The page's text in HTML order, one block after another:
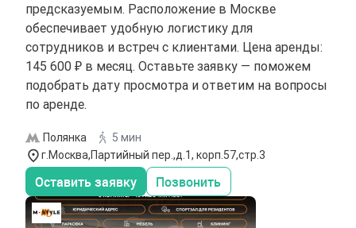
предсказуемым. Расположение в Москве
обеспечивает удобную логистику для
сотрудников и встреч с клиентами. Цена аренды:
145 600 ₽ в месяц. Оставьте заявку — поможем
подобрать дату просмотра и ответим на вопросы
по аренде.
Полянка
5 мин
г.Москва,Партийный пер.,д.1, корп.57,стр.3
Оставить заявку Позвонить